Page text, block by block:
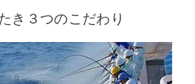
き３つのこだわり